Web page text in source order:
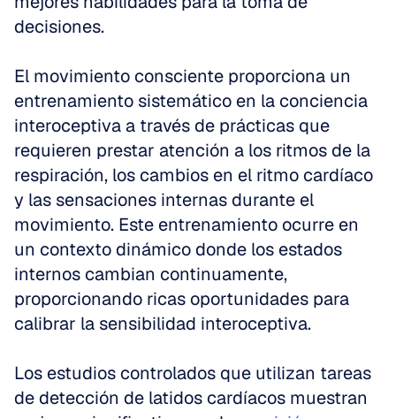
decisiones.
El movimiento consciente proporciona un
entrenamiento sistemático en la conciencia
interoceptiva a través de prácticas que
requieren prestar atención a los ritmos de la
respiración, los cambios en el ritmo cardíaco
y las sensaciones internas durante el
movimiento. Este entrenamiento ocurre en
un contexto dinámico donde los estados
internos cambian continuamente,
proporcionando ricas oportunidades para
calibrar la sensibilidad interoceptiva.
Los estudios controlados que utilizan tareas
de detección de latidos cardíacos muestran